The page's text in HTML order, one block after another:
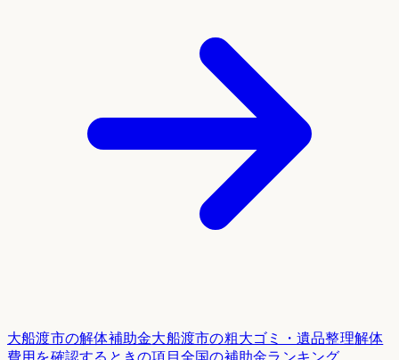
大船渡市の解体補助金大船渡市の粗大ゴミ・遺品整理解体